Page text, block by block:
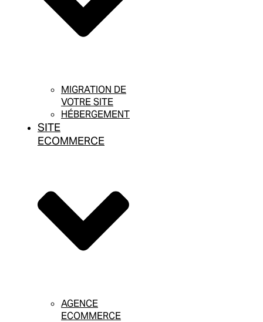
MIGRATION DE
VOTRE SITE
HÉBERGEMENT
SITE
ECOMMERCE
AGENCE
ECOMMERCE